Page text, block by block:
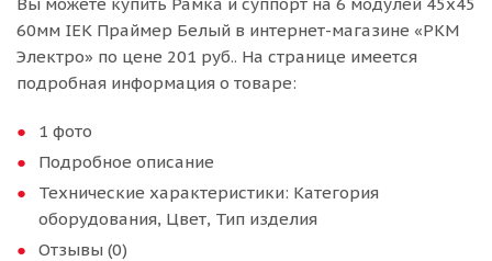
60мм IEK Праймер Белый в интернет-магазине «РКМ
Электро» по цене 201 руб.. На странице имеется
подробная информация о товаре:
1 фото
Подробное описание
Технические характеристики: Категория
оборудования, Цвет, Тип изделия
Отзывы (0)